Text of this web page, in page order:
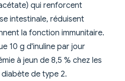
qui renforcent
intestinale, réduisent
la fonction immunitaire.
10 g d'inuline par jour
à jeun de 8,5 % chez les
de type 2.